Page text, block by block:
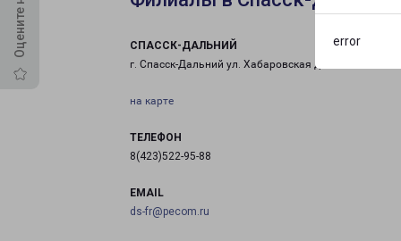
error
СПАССК-ДАЛЬНИЙ
г. Спасск-Дальний ул. Хабаровская д. 4/1
на карте
ТЕЛЕФОН
8(423)522-95-88
EMAIL
ds-fr@pecom.ru